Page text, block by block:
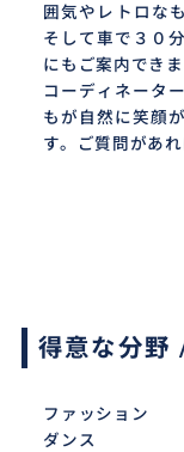
囲気やレトロな
そして車で３０
にもご案内でき
コーディネータ
もが自然に笑顔
す。ご質問があ
得意な分野
ファッション
ダンス